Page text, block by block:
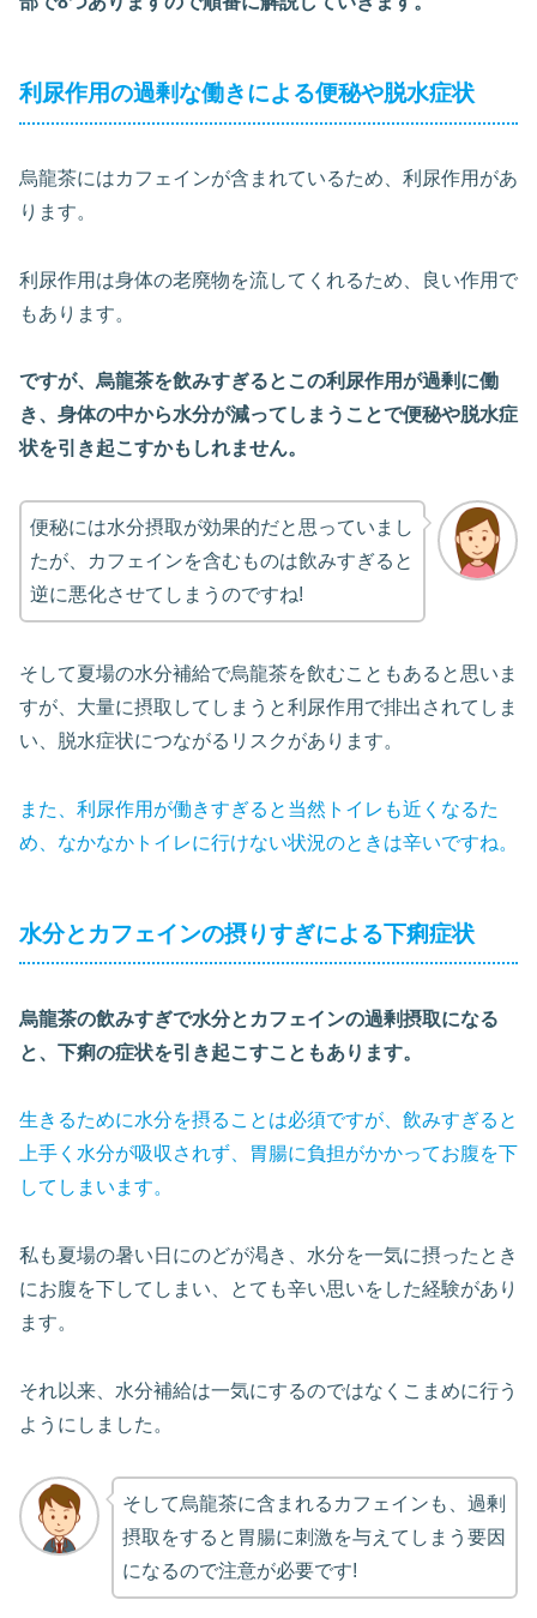
利尿作用の過剰な働きによる便秘や脱水症状
烏龍茶にはカフェインが含まれているため、利尿作用があ
ります。
利尿作用は身体の老廃物を流してくれるため、良い作用で
もあります。
ですが、烏龍茶を飲みすぎるとこの利尿作用が過剰に働
き、身体の中から水分が減ってしまうことで便秘や脱水症
状を引き起こすかもしれません。
便秘には水分摂取が効果的だと思っていまし
たが、カフェインを含むものは飲みすぎると
逆に悪化させてしまうのですね!
そして夏場の水分補給で烏龍茶を飲むこともあると思いま
すが、大量に摂取してしまうと利尿作用で排出されてしま
い、脱水症状につながるリスクがあります。
また、利尿作用が働きすぎると当然トイレも近くなるた
め、なかなかトイレに行けない状況のときは辛いですね。
水分とカフェインの摂りすぎによる下痢症状
烏龍茶の飲みすぎで水分とカフェインの過剰摂取になる
と、下痢の症状を引き起こすこともあります。
生きるために水分を摂ることは必須ですが、飲みすぎると
上手く水分が吸収されず、胃腸に負担がかかってお腹を下
してしまいます。
私も夏場の暑い日にのどが渇き、水分を一気に摂ったとき
にお腹を下してしまい、とても辛い思いをした経験があり
ます。
それ以来、水分補給は一気にするのではなくこまめに行う
ようにしました。
そして烏龍茶に含まれるカフェインも、過剰
摂取をすると胃腸に刺激を与えてしまう要因
になるので注意が必要です!